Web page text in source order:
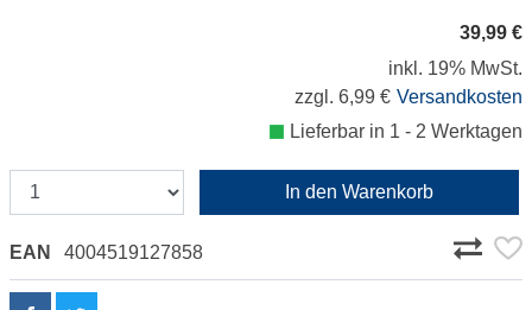
39,99 €
inkl. 19% MwSt.
zzgl. 6,99 € Versandkosten
Lieferbar in 1 - 2 Werktagen
In den Warenkorb
EAN 4004519127858